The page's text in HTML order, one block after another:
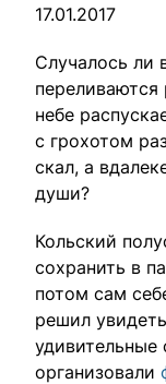
Журнал
Пишем о
перестала быть
Сотрудничаем с
влюбленными в
17.01.2017
Случалось ли
небе
с грохотом
скал, а
души?
Кольский
сохранить в
потом сам
решил
организовали